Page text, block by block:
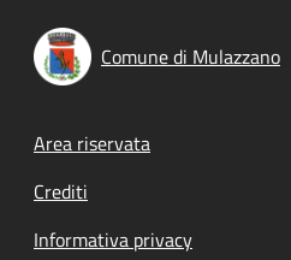
Comune di Mulazzano
Footer menu
Area riservata
Crediti
Informativa privacy